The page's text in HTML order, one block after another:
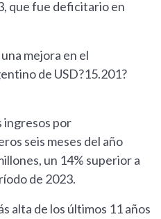
que fue deficitario en
mejora en el
de USD?15.201?
ingresos por
seis meses del año
un 14% superior a
de 2023.
alta de los últimos 11 años